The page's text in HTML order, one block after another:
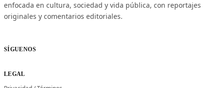
enfocada en cultura, sociedad y vida pública, con reportajes
originales y comentarios editoriales.
SÍGUENOS
LEGAL